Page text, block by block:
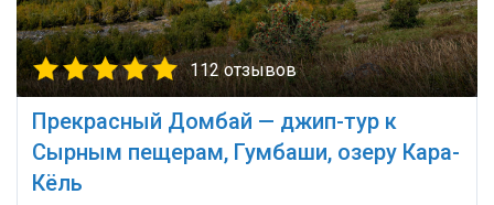
112 отзывов
Прекрасный Домбай — джип-тур к
Сырным пещерам, Гумбаши, озеру Кара-
Кёль